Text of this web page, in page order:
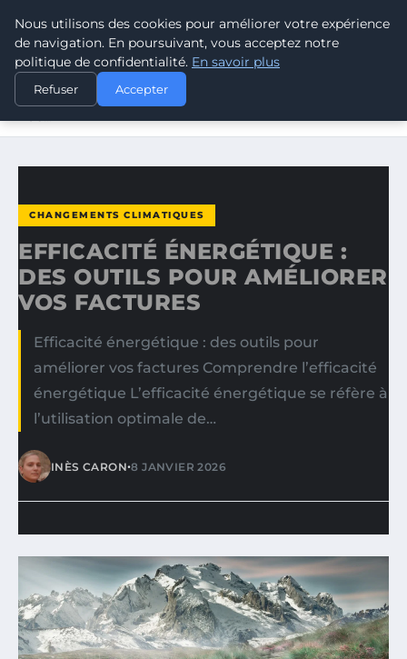
CLIMATE GUARDIAN
ACCUEIL
CHANGEMENTS CLIMATIQUES
EFFICACITÉ ÉNERGÉTIQUE : DES OUTILS POUR AMÉLIORER
CHANGEMENTS CLIMATIQUES
EFFICACITÉ ÉNERGÉTIQUE :
DES OUTILS POUR AMÉLIORER
VOS FACTURES
Efficacité énergétique : des outils pour
améliorer vos factures Comprendre l’efficacité
énergétique L’efficacité énergétique se réfère à
l’utilisation optimale de…
INÈS CARON•8 JANVIER 2026
Nous utilisons des cookies pour améliorer votre expérience
de navigation. En poursuivant, vous acceptez notre
politique de confidentialité. En savoir plus
Refuser Accepter